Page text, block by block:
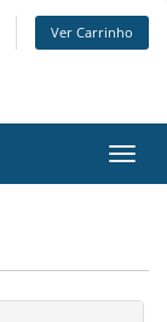
Ver Carrinho